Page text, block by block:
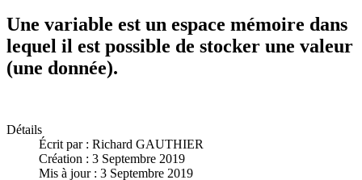
Une variable est un espace mémoire dans
lequel il est possible de stocker une valeur
(une donnée).
Détails
Écrit par : Richard GAUTHIER
Création : 3 Septembre 2019
Mis à jour : 3 Septembre 2019